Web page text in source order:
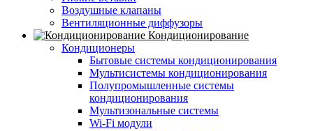
Воздушные клапаны
Вентиляционные диффузоры
Кондиционирование
Кондиционеры
Бытовые системы кондиционирования
Мультисистемы кондиционирования
Полупромышленные системы
кондиционирования
Мультизональные системы
Wi-Fi модули